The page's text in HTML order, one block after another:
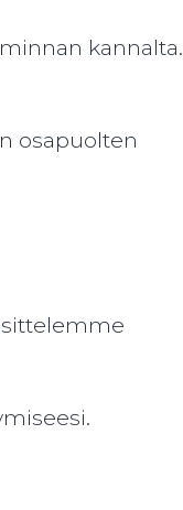
kannalta.
osapuolten